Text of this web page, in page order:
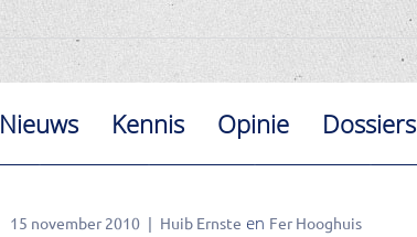
Nieuws Kennis Opinie Dossiers
15 november 2010 Huib Ernste Fer Hooghuis